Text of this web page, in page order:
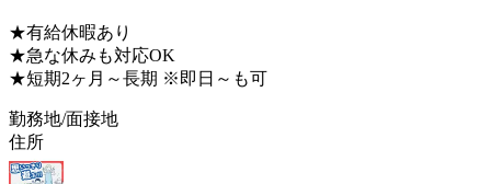
★有給休暇あり
★急な休みも対応OK
★短期2ヶ月～長期 ※即日～も可
勤務地/面接地
住所